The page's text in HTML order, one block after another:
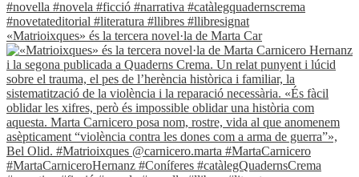
«Matrioixques» és la tercera novel·la de Marta Car